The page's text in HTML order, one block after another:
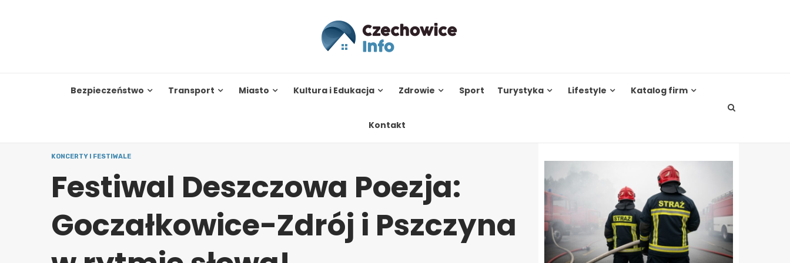
Bezpieczeństwo Transport Miasto Kultura i Edukacja Zdrowie Sport Turystyka Lifestyle Katalog firm
Kontakt
KONCERTY I FESTIWALE
Festiwal Deszczowa Poezja:
Goczałkowice-Zdrój i Pszczyna